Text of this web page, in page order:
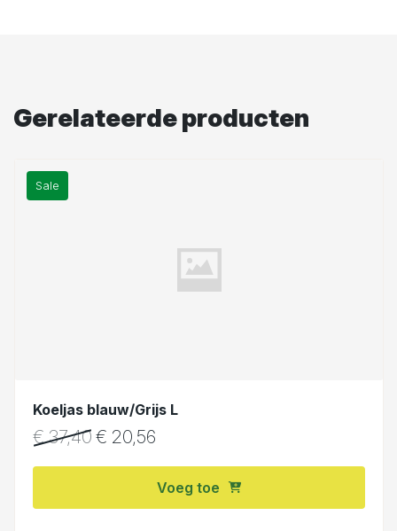
Gerelateerde producten
Sale
Koeljas blauw/Grijs L
€37,40 € 20,56
Voeg toe